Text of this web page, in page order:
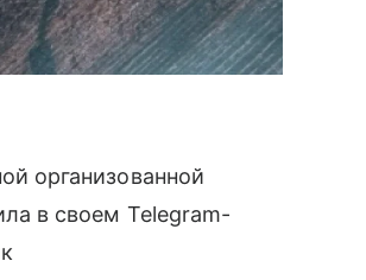
организованной
в своем Telegram-